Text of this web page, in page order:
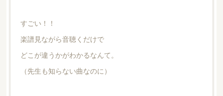
すごい！！
楽譜見ながら音聴くだけで
どこが違うかがわかるなんて。
（先生も知らない曲なのに）